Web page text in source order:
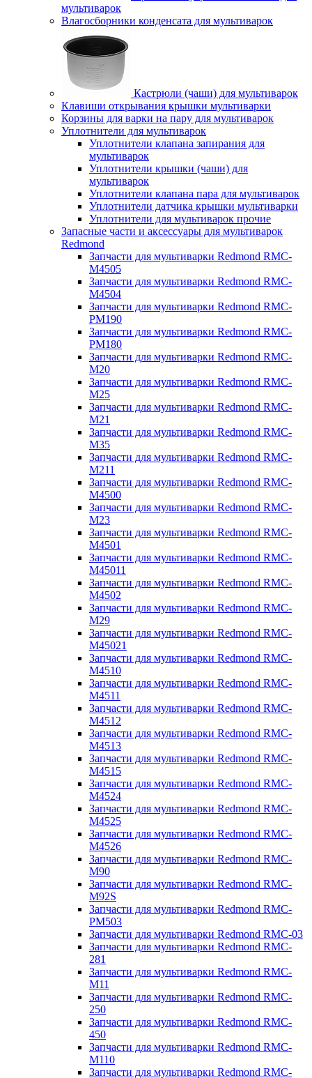
мультиварок
Влагосборники конденсата для мультиварок
Кастрюли (чаши) для мультиварок
Клавиши открывания крышки мультиварки
Корзины для варки на пару для мультиварок
Уплотнители для мультиварок
Уплотнители клапана запирания для
мультиварок
Уплотнители крышки (чаши) для
мультиварок
Уплотнители клапана пара для мультиварок
Уплотнители датчика крышки мультиварки
Уплотнители для мультиварок прочие
Запасные части и аксессуары для мультиварок
Redmond
Запчасти для мультиварки Redmond RMC-
M4505
Запчасти для мультиварки Redmond RMC-
M4504
Запчасти для мультиварки Redmond RMC-
PM190
Запчасти для мультиварки Redmond RMC-
PM180
Запчасти для мультиварки Redmond RMC-
M20
Запчасти для мультиварки Redmond RMC-
M25
Запчасти для мультиварки Redmond RMC-
M21
Запчасти для мультиварки Redmond RMC-
M35
Запчасти для мультиварки Redmond RMC-
M211
Запчасти для мультиварки Redmond RMC-
M4500
Запчасти для мультиварки Redmond RMC-
M23
Запчасти для мультиварки Redmond RMC-
M4501
Запчасти для мультиварки Redmond RMC-
M45011
Запчасти для мультиварки Redmond RMC-
M4502
Запчасти для мультиварки Redmond RMC-
M29
Запчасти для мультиварки Redmond RMC-
M45021
Запчасти для мультиварки Redmond RMC-
M4510
Запчасти для мультиварки Redmond RMC-
M4511
Запчасти для мультиварки Redmond RMC-
M4512
Запчасти для мультиварки Redmond RMC-
M4513
Запчасти для мультиварки Redmond RMC-
M4515
Запчасти для мультиварки Redmond RMC-
M4524
Запчасти для мультиварки Redmond RMC-
M4525
Запчасти для мультиварки Redmond RMC-
M4526
Запчасти для мультиварки Redmond RMC-
M90
Запчасти для мультиварки Redmond RMC-
M92S
Запчасти для мультиварки Redmond RMC-
PM503
Запчасти для мультиварки Redmond RMC-03
Запчасти для мультиварки Redmond RMC-
281
Запчасти для мультиварки Redmond RMC-
M11
Запчасти для мультиварки Redmond RMC-
250
Запчасти для мультиварки Redmond RMC-
450
Запчасти для мультиварки Redmond RMC-
M110
Запчасти для мультиварки Redmond RMC-